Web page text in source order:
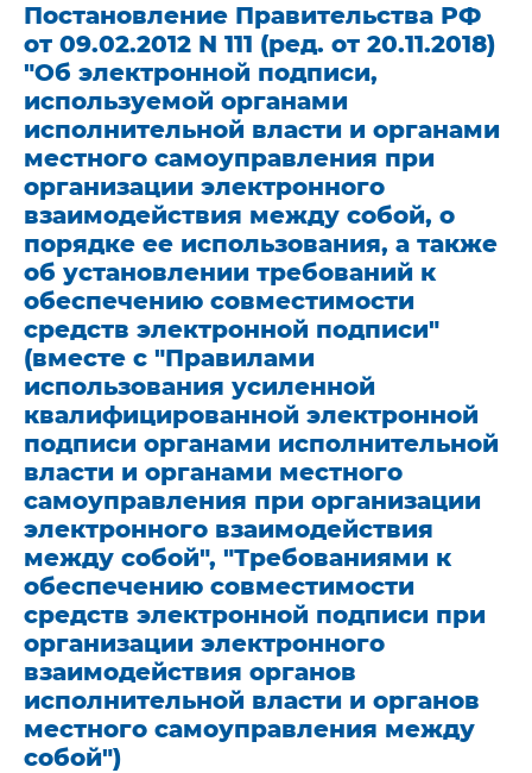
Постановление Правительства РФ
от 09.02.2012 N 111 (ред. от 20.11.2018)
"Об электронной подписи,
используемой органами
исполнительной власти и органами
местного самоуправления при
организации электронного
взаимодействия между собой, о
порядке ее использования, а также
об установлении требований к
обеспечению совместимости
средств электронной подписи"
(вместе с "Правилами
использования усиленной
квалифицированной электронной
подписи органами исполнительной
власти и органами местного
самоуправления при организации
электронного взаимодействия
между собой", "Требованиями к
обеспечению совместимости
средств электронной подписи при
организации электронного
взаимодействия органов
исполнительной власти и органов
местного самоуправления между
собой")